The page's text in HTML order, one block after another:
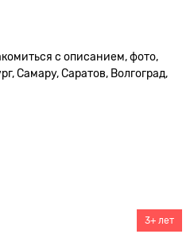
с описанием, фото,
Самару, Саратов, Волгоград,
3+ лет